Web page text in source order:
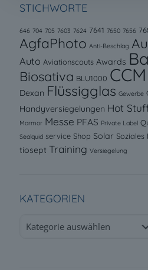
STICHWORTE
646 704 705 7603 7624 7641 7650 7656
AgfaPhoto Anti-Beschlag
Auto Aviationscouts Awards
Biosativa BLU1000 CCM
Dexan Flüssigglas Gewerbe
Handyversiegelungen Hot
Marmor Messe PFAS Private Label
Sealquid service Shop Solar Soziales
tiosept Training Versiegelung
KATEGORIEN